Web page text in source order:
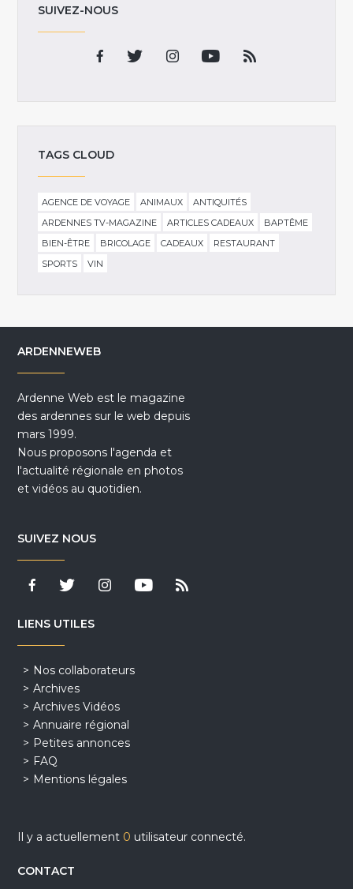
SUIVEZ-NOUS
TAGS CLOUD
AGENCE DE VOYAGE ANIMAUX
ANTIQUITÉS
ARDENNES TV-MAGAZINE
ARTICLES CADEAUX
BAPTÊME
BIEN-ÊTRE
BRICOLAGE CADEAUX
RESTAURANT
SPORTS
VIN
ARDENNEWEB
Ardenne Web est le magazine
des ardennes sur le web depuis
mars 1999.
Nous proposons l'agenda et
l'actualité régionale en photos
et vidéos au quotidien.
SUIVEZ NOUS
LIENS UTILES
Nos collaborateurs
Archives
Archives Vidéos
Annuaire régional
Petites annonces
FAQ
Mentions légales
Il y a actuellement 0 utilisateur connecté.
CONTACT